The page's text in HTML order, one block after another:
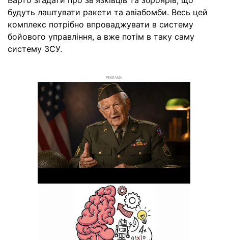
будуть лаштувати ракети та авіабомби. Весь цей
комплекс потрібно впроваджувати в систему
бойового управління, а вже потім в таку саму
систему ЗСУ.
РЕКЛАМА